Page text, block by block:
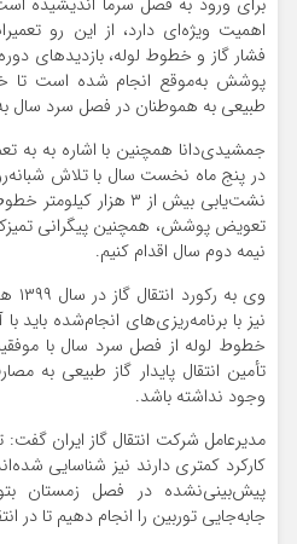
اهمیت ویژه‌ای دارد، از این رو
فشار گاز و خطوط لوله، بازدیدهای
پوشش به‌موقع انجام شده است تا
طبیعی به هموطنان در فصل سرد سال
جمشیدی‌دانا همچنین با اشاره به به
در پنج ماه نخست سال با تلاش
تعویض پوشش، همچنین پیگرانی
نیمه دوم سال اقدام کنیم.
نیز با برنامه‌ریزی‌های انجام‌شده باید
خطوط لوله از فصل سرد سال با
تأمین انتقال پایدار گاز طبیعی به
وجود نداشته باشد.
مدیرعامل شرکت انتقال گاز ایران
کارکرد کمتری دارند نیز شناسایی
پیش‌بینی‌نشده در فصل زمستان
جابه‌جایی توربین را انجام دهیم تا در